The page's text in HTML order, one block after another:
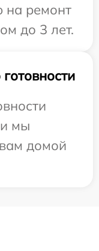
на ремонт
до 3 лет.
мы
домой